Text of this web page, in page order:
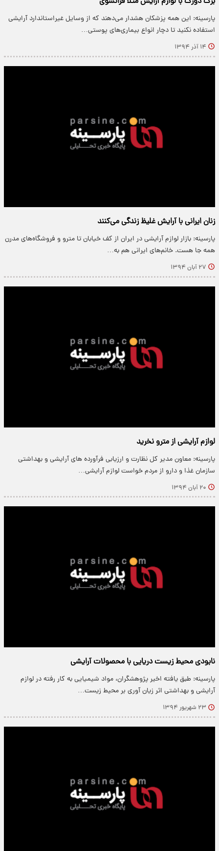
پارسینه: این همه پزشکان هشدار می‌دهند که از وسایل غیراستاندارد آرایشی
استفاده نکنید تا دچار انواع بیماری‌های پوستی…
۱۴ آذر ۱۳۹۴
زنان ایرانی با آرایش غلیظ زندگی می‌کنند
پارسینه: بازار لوازم آرایشی در ایران از کف خیابان تا مترو و فروشگاه‌های مدرن
همه جا هست. خانم‌های ایرانی هم به…
۲۷ آبان ۱۳۹۴
لوازم آرایشی از مترو نخرید
پارسینه: معاون مدیر کل نظارت و ارزیابی فرآورده های آرایشی و بهداشتی
سازمان غذا و دارو از مردم خواست لوازم آرایشی…
۲۰ آبان ۱۳۹۴
نابودی محیط زیست دریایی با محصولات آرایشی
پارسینه: طبق یافته اخیر پژوهشگران، مواد شیمیایی به کار رفته در لوازم
آرایشی و بهداشتی اثر زیان آوری بر محیط زیست…
۲۳ شهریور ۱۳۹۴